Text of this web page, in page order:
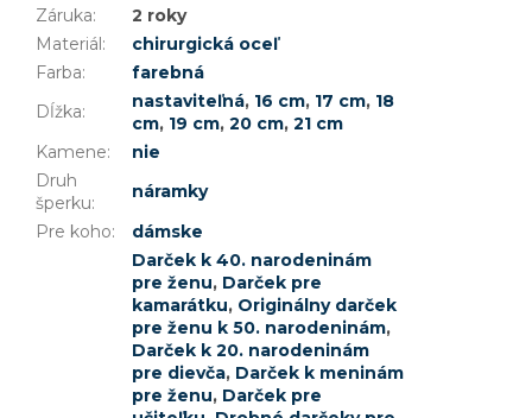
Záruka:
2 roky
Materiál :
chirurgická oceľ
Farba:
farebná
Dĺžka: nastaviteľná, 16 cm, 17 cm, 18
cm, 19 cm, 20 cm, 21 cm
Kamene:
nie
Druh
šperku:
náramky
Pre koho: dámske
Darček k 40. narodeninám
pre ženu, Darček pre
kamarátku, Originálny darček
pre ženu k 50. narodeninám,
Darček k 20. narodeninám
pre dievča, Darček k meninám
pre ženu, Darček pre